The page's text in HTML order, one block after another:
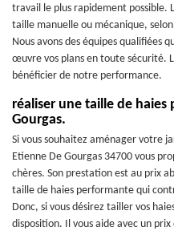
travail le plus rapidement possible.
taille manuelle ou mécanique,
Nous avons des équipes qualifiées
œuvre vos plans en toute sécurité.
bénéficier de notre performance.
réaliser une taille de haies
Gourgas.
Si vous souhaitez aménager votre
Etienne De Gourgas 34700 vous
chères. Son prestation est au prix
taille de haies performante qui
Donc, si vous désirez tailler vos
disposition. Il vous aide avec un